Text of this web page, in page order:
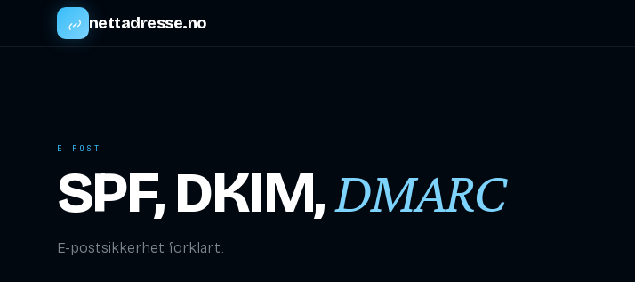
nettadresse.no
E-POST
SPF, DKIM,DMARC
E-postsikkerhet forklart.